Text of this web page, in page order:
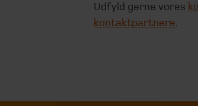
Udfyld gerne vores
kontaktpartnere.